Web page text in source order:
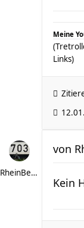
Meine
Links)
RheinBergRoller
von
Kein